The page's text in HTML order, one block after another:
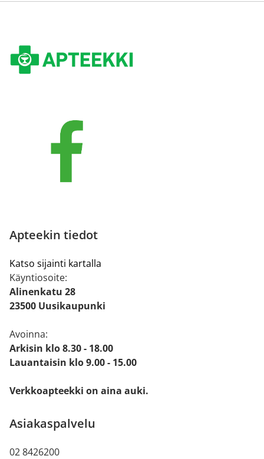
Apteekin tiedot
Katso sijainti kartalla
Käyntiosoite:
Alinenkatu 28
23500 Uusikaupunki
Avoinna:
Arkisin klo 8.30 - 18.00
Lauantaisin klo 9.00 - 15.00
Verkkoapteekki on aina auki.
Asiakaspalvelu
02 8426200